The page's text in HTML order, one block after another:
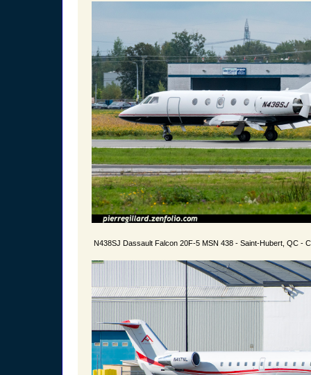
N438SJ Dassault Falcon 20F-5 MSN 438 - Saint-Hubert, QC -